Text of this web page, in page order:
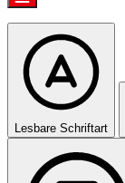
Lesbare Schriftart